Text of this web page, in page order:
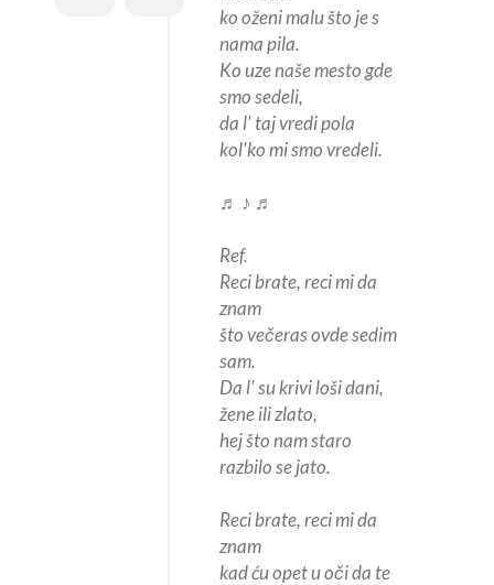
ko oženi malu što je s
nama pila.
Ko uze naše mesto gde
smo sedeli,
da l' taj vredi pola
kol'ko mi smo vredeli.
♬ ♪ ♬
Ref.
Reci brate, reci mi da
znam
što večeras ovde sedim
sam.
Da l' su krivi loši dani,
žene ili zlato,
hej što nam staro
razbilo se jato.
Reci brate, reci mi da
znam
kad ću opet u oči da te